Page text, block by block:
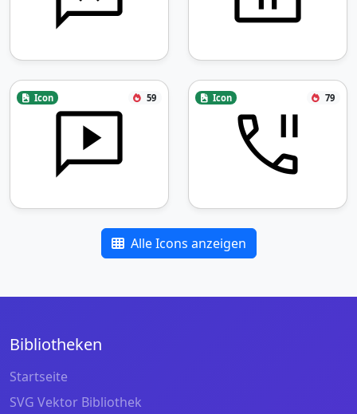
Icon 59 Icon 79
Alle Icons anzeigen
Bibliotheken
Startseite
SVG Vektor Bibliothek